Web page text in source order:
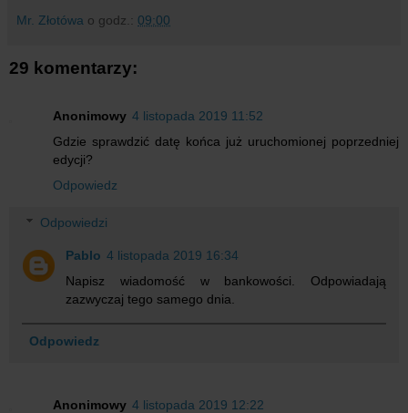
Mr. Złotówa o godz.: 09:00
29 komentarzy:
Anonimowy 4 listopada 2019 11:52
Gdzie sprawdzić datę końca już uruchomionej poprzedniej
edycji?
Odpowiedz
Odpowiedzi
Pablo 4 listopada 2019 16:34
Napisz wiadomość w bankowości. Odpowiadają
zazwyczaj tego samego dnia.
Odpowiedz
Anonimowy 4 listopada 2019 12:22